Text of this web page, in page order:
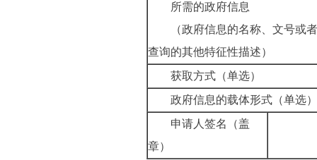
所需的政府信息
（政府信息的名称、文号或
查询的其他特征性描述）
获取方式（单选）
政府信息的载体形式（单选）
申请人签名（盖
章）